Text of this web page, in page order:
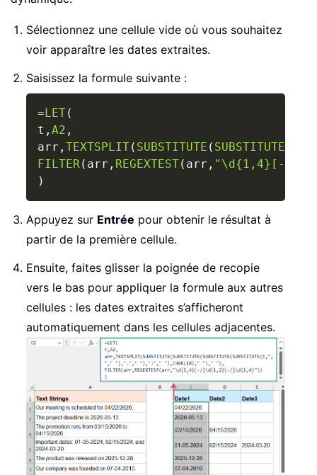
Sélectionnez une cellule vide où vous souhaitez
voir apparaître les dates extraites.
Saisissez la formule suivante :
= LET(
t , A2 ,
arr , TEXTSPLIT( SUBSTITUTE ( SUBSTITUTE
FILTER( arr , REGEXTEST( arr , "\d{1,4}[-/
)
Appuyez sur Entrée pour obtenir le résultat à
partir de la première cellule.
Ensuite, faites glisser la poignée de recopie
vers le bas pour appliquer la formule aux autres
cellules : les dates extraites s’afficheront
automatiquement dans les cellules adjacentes.